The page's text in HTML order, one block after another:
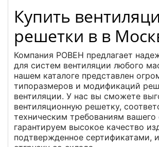
Купить
решетки в в
Компания РОВЕН предлагает
для систем вентиляции любого
нашем каталоге представлен
типоразмеров и модификаций
вентиляции. У нас вы сможете
вентиляционную решетку,
техническим требованиям
гарантируем высокое качество
подтвержденное сертификатами,